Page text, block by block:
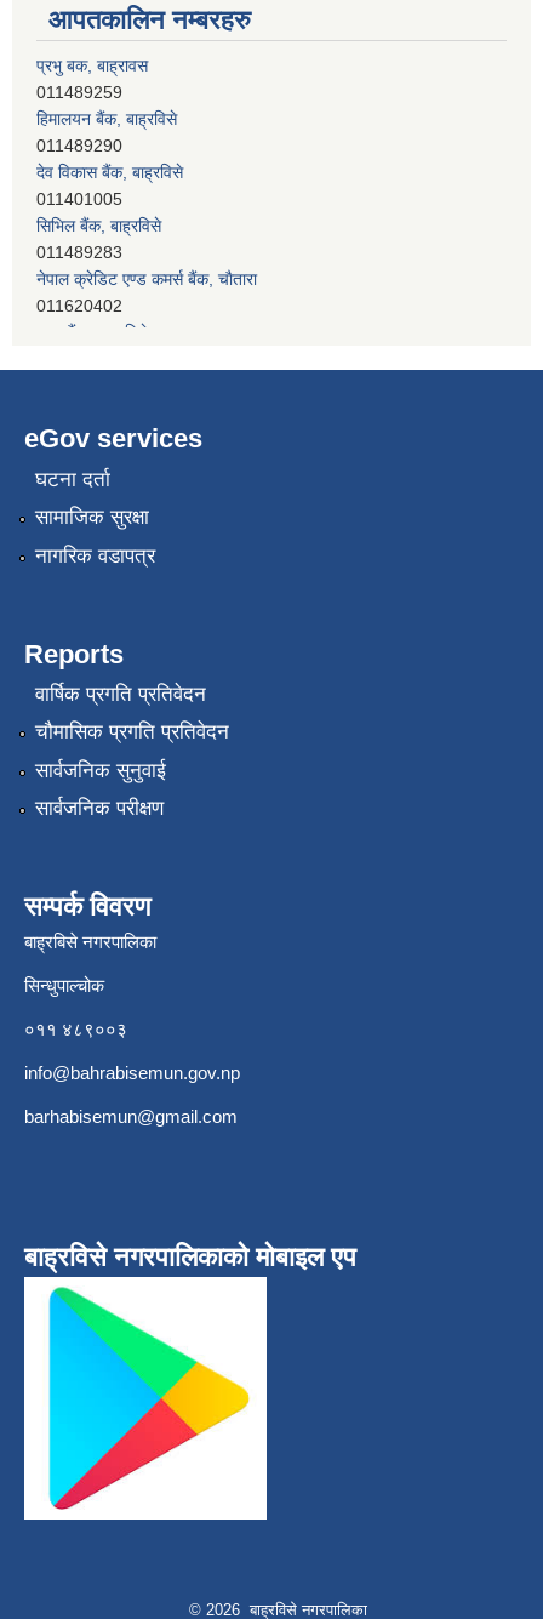
आपतकालिन नम्बरहरु
हिमालयन बैंक, बाह्रविसे
011489290
देव विकास बैंक, बाह्रविसे
011401005
सिभिल बैंक, बाह्रविसे
011489283
नेपाल क्रेडिट एण्ड कमर्स बैंक, चाैतारा
011620402
प्रभु बैंक, बाह्रविसे
011489259
eGov services
घटना दर्ता
सामाजिक सुरक्षा
नागरिक वडापत्र
Reports
वार्षिक प्रगति प्रतिवेदन
चौमासिक प्रगति प्रतिवेदन
सार्वजनिक सुनुवाई
सार्वजनिक परीक्षण
सम्पर्क विवरण
बाह्रबिसे नगरपालिका
सिन्धुपाल्चोक
०११ ४८९००३
info@bahrabisemun.gov.np
barhabisemun@gmail.com
बाह्रविसे नगरपालिकाकाे माेबाइल एप
© 2026 बाह्रविसे नगरपालिका